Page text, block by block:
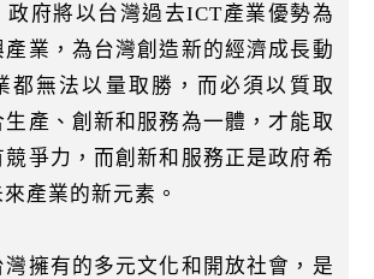
政府將以台灣過去ICT產業優勢為
業，為台灣創造新的經濟成長動
都無法以量取勝，而必須以質取
產、創新和服務為一體，才能取
爭力，而創新和服務正是政府希
產業的新元素。
擁有的多元文化和開放社會，是